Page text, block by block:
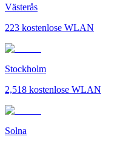
Västerås
223 kostenlose WLAN
Stockholm
2,518 kostenlose WLAN
Solna